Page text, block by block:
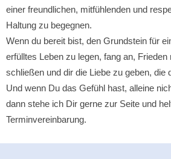
einer freundlichen, mitfühlenden und
Haltung zu begegnen.
Wenn du bereit bist, den Grundstein für
erfülltes Leben zu legen, fang an,
schließen und dir die Liebe zu geben, die
Und wenn Du das Gefühl hast, alleine
dann stehe ich Dir gerne zur Seite und
Terminvereinbarung.